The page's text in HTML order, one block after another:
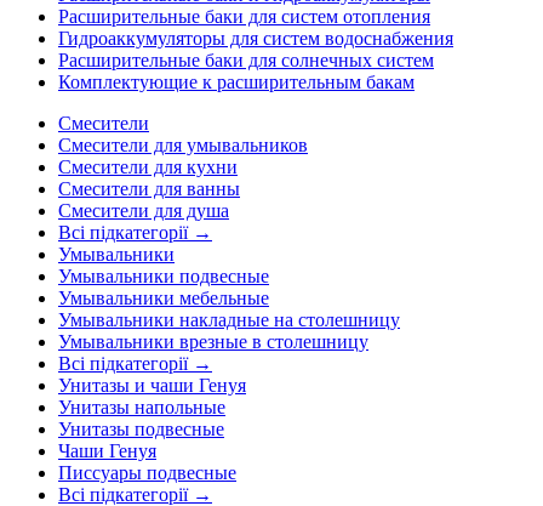
Расширительные баки для систем отопления
Гидроаккумуляторы для систем водоснабжения
Расширительные баки для солнечных систем
Комплектующие к расширительным бакам
Смесители
Смесители для умывальников
Смесители для кухни
Смесители для ванны
Смесители для душа
Всі підкатегорії →
Умывальники
Умывальники подвесные
Умывальники мебельные
Умывальники накладные на столешницу
Умывальники врезные в столешницу
Всі підкатегорії →
Унитазы и чаши Генуя
Унитазы напольные
Унитазы подвесные
Чаши Генуя
Писсуары подвесные
Всі підкатегорії →